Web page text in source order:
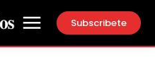
Subscribete